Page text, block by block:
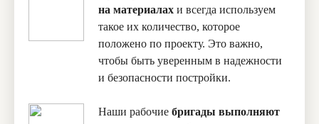
на материалах и всегда используем
такое их количество, которое
положено по проекту. Это важно,
чтобы быть уверенным в надежности
и безопасности постройки.
Наши рабочие бригады выполняют